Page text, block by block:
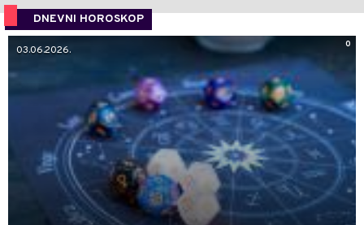
DNEVNI HOROSKOP
0
03.06.2026.